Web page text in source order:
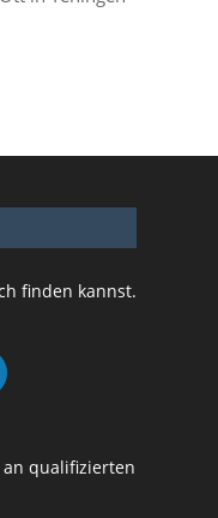
finden kannst.
an qualifizierten